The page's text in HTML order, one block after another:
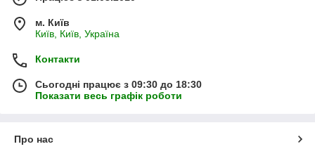
м. Київ
Київ, Київ, Україна
Контакти
Сьогодні працює з 09:30 до 18:30
Показати весь графік роботи
Про нас